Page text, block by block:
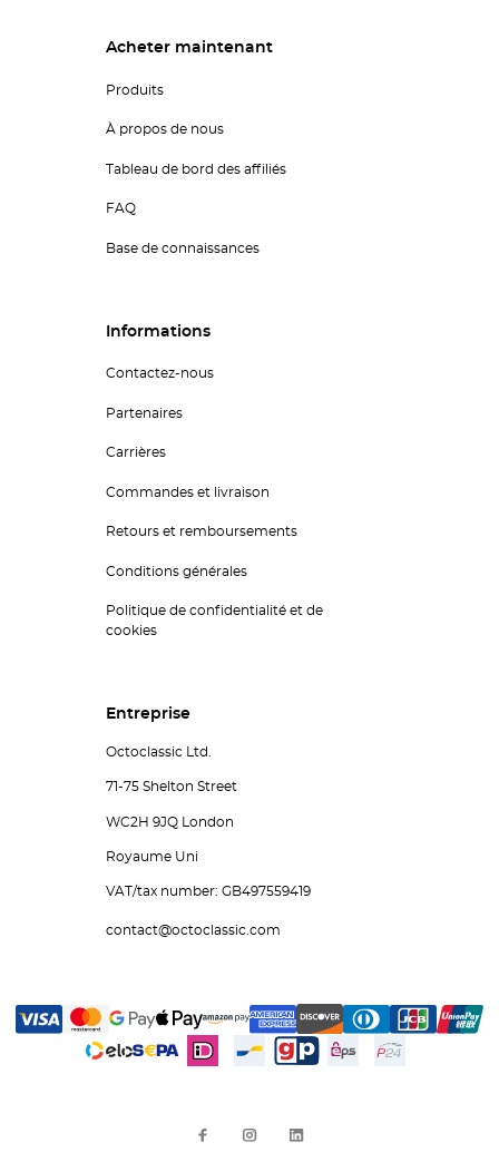
Acheter maintenant
Produits
À propos de nous
Tableau de bord des affiliés
FAQ
Base de connaissances
Informations
Contactez-nous
Partenaires
Carrières
Commandes et livraison
Retours et remboursements
Conditions générales
Politique de confidentialité et de
cookies
Entreprise
Octoclassic Ltd.
71-75 Shelton Street
WC2H 9JQ London
Royaume Uni
VAT/tax number: GB497559419
contact@octoclassic.com